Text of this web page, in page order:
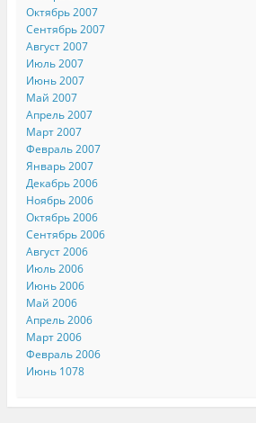
Октябрь 2007
Сентябрь 2007
Август 2007
Июль 2007
Июнь 2007
Май 2007
Апрель 2007
Март 2007
Февраль 2007
Январь 2007
Декабрь 2006
Ноябрь 2006
Октябрь 2006
Сентябрь 2006
Август 2006
Июль 2006
Июнь 2006
Май 2006
Апрель 2006
Март 2006
Февраль 2006
Июнь 1078